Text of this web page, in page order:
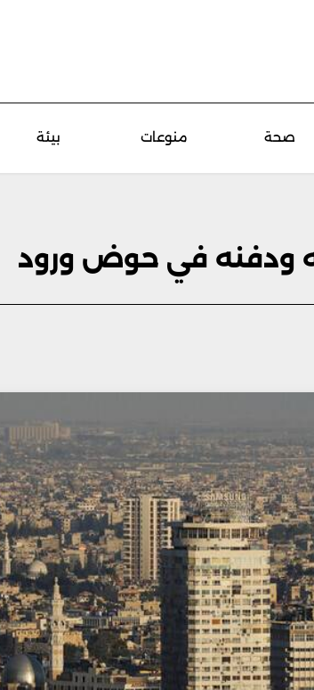
صحة منوعات بيئة
ودفنه في حوض ورود